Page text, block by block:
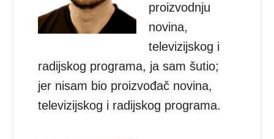
proizvodnju
novina,
televizijskog i
radijskog programa, ja sam šutio;
jer nisam bio proizvođač novina,
televizijskog i radijskog programa.